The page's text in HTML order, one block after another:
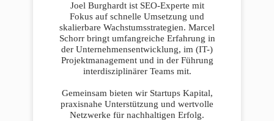
Joel Burghardt ist SEO-Experte mit
Fokus auf schnelle Umsetzung und
skalierbare Wachstumsstrategien. Marcel
Schorr bringt umfangreiche Erfahrung in
der Unternehmensentwicklung, im (IT-)
Projektmanagement und in der Führung
interdisziplinärer Teams mit.
Gemeinsam bieten wir Startups Kapital,
praxisnahe Unterstützung und wertvolle
Netzwerke für nachhaltigen Erfolg.